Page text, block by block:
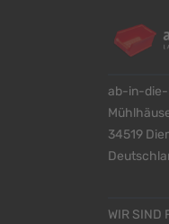
ab-in-die-
34519
WIR SIND